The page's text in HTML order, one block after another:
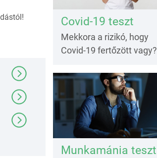
Covid-19 teszt
Mekkora a rizikó, hogy
Covid-19 fertőzött vagy?
Munkamánia teszt